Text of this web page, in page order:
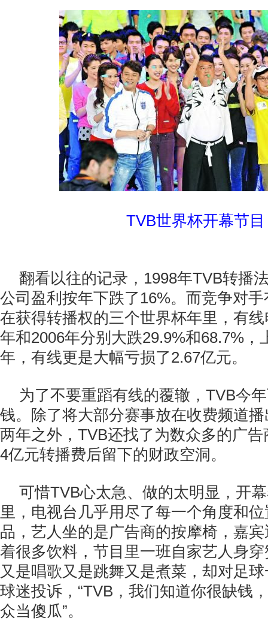
TVB世界杯开幕节目
翻看以往的记录，1998年TVB转播
公司盈利按年下跌了16%。而竞争对
在获得转播权的三个世界杯年里，有
年和2006年分别大跌29.9%和68.7%，
年，有线更是大幅亏损了2.67亿元。
为了不要重蹈有线的覆辙，TVB今
钱。除了将大部分赛事放在收费频道
两年之外，TVB还找了为数众多的广
4亿元转播费后留下的财政空洞。
可惜TVB心太急、做的太明显，开
里，电视台几乎用尽了每一个角度和
品，艺人坐的是广告商的按摩椅，嘉
着很多饮料，节目里一班自家艺人身
又是唱歌又是跳舞又是煮菜，却对足
球迷投诉，“TVB，我们知道你很缺钱
众当傻瓜”。